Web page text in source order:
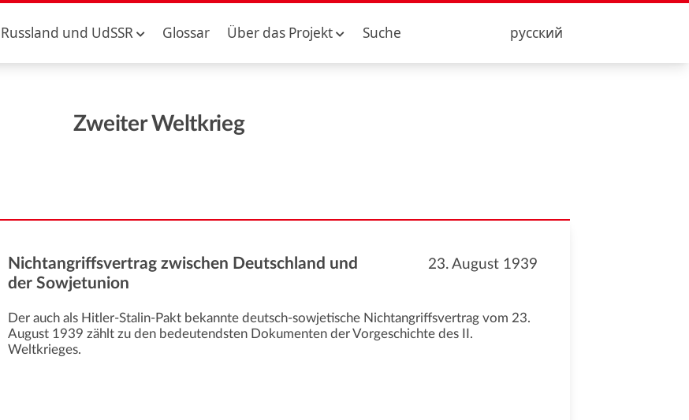
Russland und UdSSR Glossar Über das Projekt Suche русский
Zweiter Weltkrieg
23. August 1939
Nichtangriffsvertrag zwischen Deutschland und
der Sowjetunion
Der auch als Hitler-Stalin-Pakt bekannte deutsch-sowjetische Nichtangriffsvertrag vom 23.
August 1939 zählt zu den bedeutendsten Dokumenten der Vorgeschichte des II.
Weltkrieges.